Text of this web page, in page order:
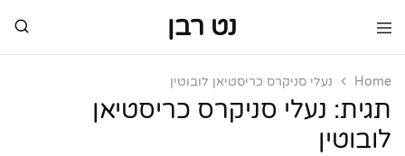
נט רבן
נט
מותגי
מותגי
Home נעלי סניקרס כריסטיאן לובוטין
תגית: נעלי סניקרס כריסטיאן
לובוטין